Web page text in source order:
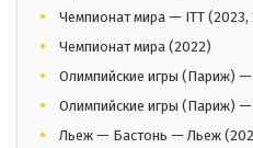
Чемпионат мира — ITT (2023,
Чемпионат мира (2022)
Олимпийские игры (Париж) —
Олимпийские игры (Париж) —
Льеж — Бастонь — Льеж